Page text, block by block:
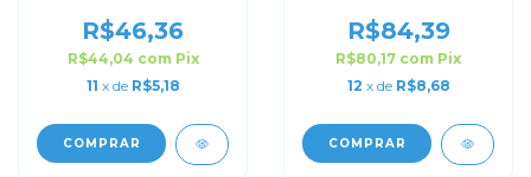
R$46,36
R$44,04 com Pix
11 x de R$5,18
COMPRAR
R$84,39
R$80,17 com Pix
12 x de R$8,68
COMPRAR